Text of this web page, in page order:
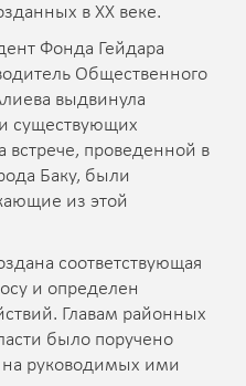
в XX веке.
Фонда Гейдара
Общественного
выдвинула
существующих
проведенной в
Баку, были
из этой
соответствующая
и определен
Главам районных
было поручено
руководимых ими